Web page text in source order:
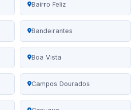
Bairro Feliz
Bandeirantes
Boa Vista
Campos Dourados